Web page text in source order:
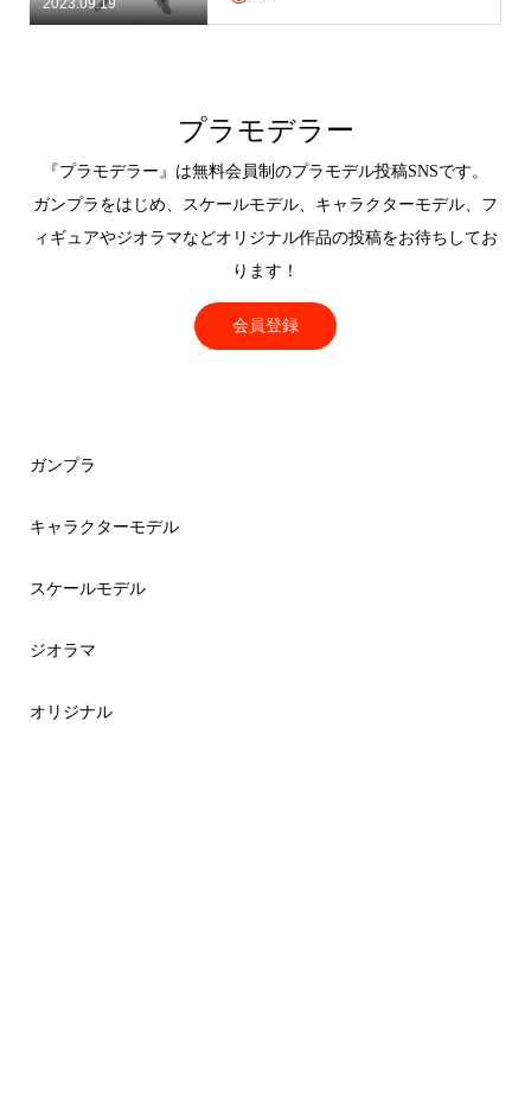
2023.09.19
プラモデラー
『プラモデラー』は無料会員制のプラモデル投稿SNSです。
ガンプラをはじめ、スケールモデル、キャラクターモデル、フ
ィギュアやジオラマなどオリジナル作品の投稿をお待ちしてお
ります！
会員登録
ガンプラ
キャラクターモデル
スケールモデル
ジオラマ
オリジナル